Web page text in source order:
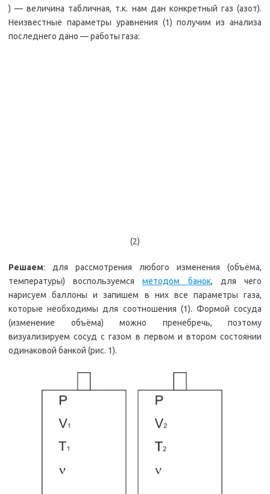
) — величина табличная, т.к. нам дан конкретный газ (азот).
Неизвестные параметры уравнения (1) получим из анализа
последнего дано — работы газа:
(2)
Решаем: для рассмотрения любого изменения (объёма,
температуры) воспользуемсяметодом банок, для чего
нарисуем баллоны и запишем в них все параметры газа,
которые необходимы для соотношения (1). Формой сосуда
(изменение объёма) можно пренебречь, поэтому
визуализируем сосуд с газом в первом и втором состоянии
одинаковой банкой (рис. 1).